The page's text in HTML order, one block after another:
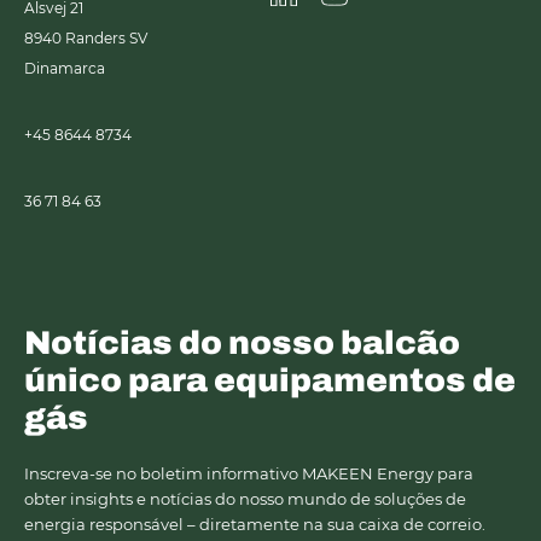
Alsvej 21
8940 Randers SV
Dinamarca
+45 8644 8734
36 71 84 63
Notícias do nosso balcão
único para equipamentos de
gás
Inscreva-se no boletim informativo MAKEEN Energy para
obter insights e notícias do nosso mundo de soluções de
energia responsável – diretamente na sua caixa de correio.